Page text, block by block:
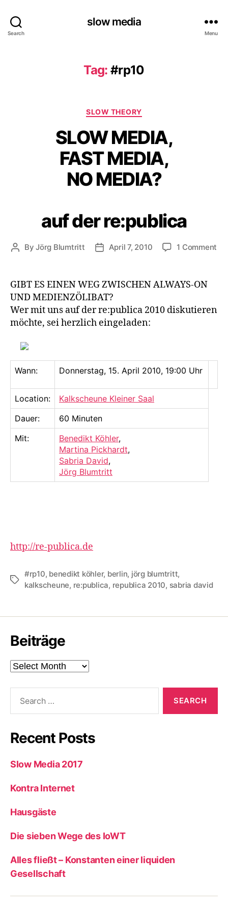
Search
slow media
Menu
Tag: #rp10
Categories
SLOW THEORY
SLOW MEDIA,
FAST MEDIA,
NO MEDIA?
auf der re:publica
PostByJörg Blumtritt
PostApril 7, 2010 1 Comment
GIBT ES EINEN WEG ZWISCHEN ALWAYS-ON
UND MEDIENZÖLIBAT?
Wer mit uns auf der re:publica 2010 diskutieren
möchte, sei herzlich eingeladen:
Wann: Donnerstag, 15. April 2010, 19:00 Uhr
Location:
Kalkscheune Kleiner Saal
Dauer:
60 Minuten
Mit:
Benedikt Köhler,
Martina Pickhardt,
Sabria David,
Jörg Blumtritt
http://re-publica.de
Tags
#rp10, benedikt köhler, berlin, jörg blumtritt,
kalkscheune, re:publica, republica 2010, sabria david
Beiträge
Beiträge
Recent Posts
Slow Media 2017
Kontra Internet
Hausgäste
Die sieben Wege des IoWT
Alles fließt – Konstanten einer liquiden
Gesellschaft